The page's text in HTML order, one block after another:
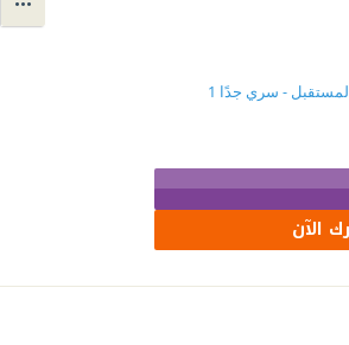
- سري جدًا 1
الآن